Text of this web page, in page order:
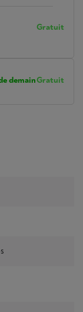
demainGratuit
Gratuit